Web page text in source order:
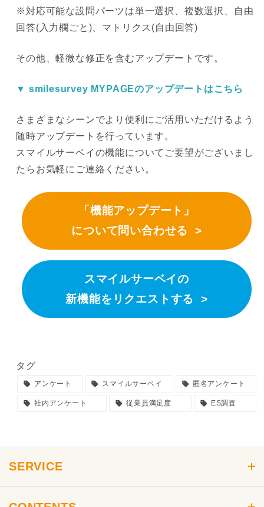
※対応可能な設問パーツは単一選択、複数選択、自由
回答(入力欄ごと)、マトリクス(自由回答)
その他、軽微な修正を含むアップデートです。
▼ smilesurvey MYPAGEのアップデートはこちら
さまざまなシーンでより便利にご活用いただけるよう
随時アップデートを行っています。
スマイルサーベイの機能についてご要望がございまし
たらお気軽にご連絡ください。
「機能アップデート」
について問い合わせる >
スマイルサーベイの
新機能をリクエストする >
タグ
アンケート スマイルサーベイ 匿名アンケート
社内アンケート 従業員満足度 ES調査
SERVICE